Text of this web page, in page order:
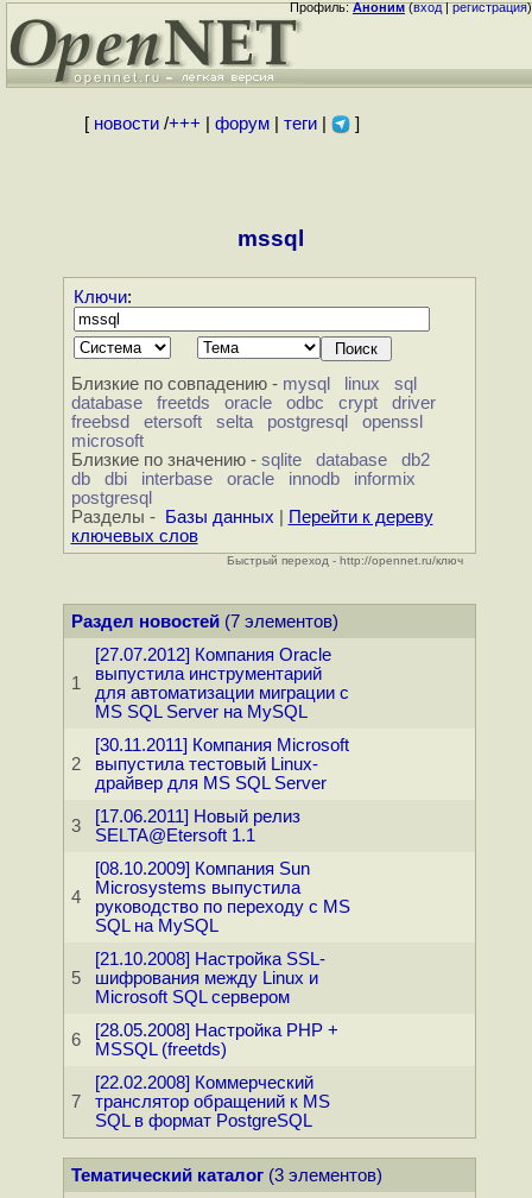
Профиль:Аноним(вход|регистрация)
[ новости/+++ форум| теги| ]
mssql
Ключи:
Близкие по совпадению - mysql linux
sql
database
freetds oracle odbc crypt
driver
freebsd
etersoft selta postgresql
openssl
microsoft
Близкие по значению - sqlite database
db2
db
dbi interbase oracle innodb
informix
postgresql
Разделы -
Базы данных
Перейти к дереву
ключевых слов
Быстрый переход - http://opennet.ru/ключ
Раздел новостей(7 элементов)
1
[27.07.2012] Компания Oracle
выпустила инструментарий
для автоматизации миграции с
MS SQL Server на MySQL
2
[30.11.2011] Компания Microsoft
выпустила тестовый Linux-
драйвер для MS SQL Server
3
[17.06.2011] Новый релиз
SELTA@Etersoft 1.1
4
[08.10.2009] Компания Sun
Microsystems выпустила
руководство по переходу с MS
SQL на MySQL
5
[21.10.2008] Настройка SSL-
шифрования между Linux и
Microsoft SQL сервером
6
[28.05.2008] Настройка PHP +
MSSQL (freetds)
7
[22.02.2008] Коммерческий
транслятор обращений к MS
SQL в формат PostgreSQL
Тематический каталог(3 элементов)